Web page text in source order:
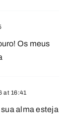
Os meus
at 16:41
alma esteja